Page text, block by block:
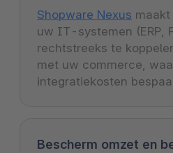
Shopware Nexus maakt
uw IT-systemen (ERP,
rechtstreeks te
met uw commerce,
integratiekosten
Bescherm omzet en